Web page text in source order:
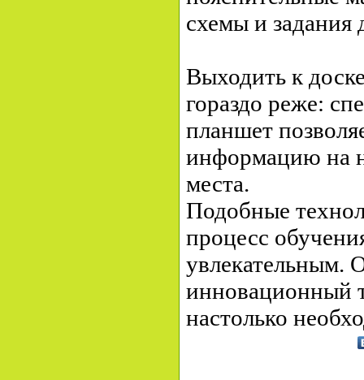
схемы и задания
Выходить к
гораздо реже:
планшет
информацию на
места.
Подобные
процесс
инновационный
настолько